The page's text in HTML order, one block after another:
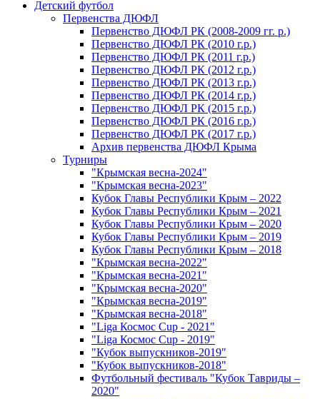
Детский футбол
Первенства ДЮФЛ
Первенство ДЮФЛ РК (2008-2009 гг. р.)
Первенство ДЮФЛ РК (2010 г.р.)
Первенство ДЮФЛ РК (2011 г.р.)
Первенство ДЮФЛ РК (2012 г.р.)
Первенство ДЮФЛ РК (2013 г.р.)
Первенство ДЮФЛ РК (2014 г.р.)
Первенство ДЮФЛ РК (2015 г.р.)
Первенство ДЮФЛ РК (2016 г.р.)
Первенство ДЮФЛ РК (2017 г.р.)
Архив первенства ДЮФЛ Крыма
Турниры
"Крымская весна-2024"
"Крымская весна-2023"
Кубок Главы Республики Крым – 2022
Кубок Главы Республики Крым – 2021
Кубок Главы Республики Крым – 2020
Кубок Главы Республики Крым – 2019
Кубок Главы Республики Крым – 2018
"Крымская весна-2022"
"Крымская весна-2021"
"Крымская весна-2020"
"Крымская весна-2019"
"Крымская весна-2018"
"Liga Космос Cup - 2021"
"Liga Космос Cup - 2019"
"Кубок выпускников-2019"
"Кубок выпускников-2018"
Футбольный фестиваль "Кубок Тавриды –
2020"